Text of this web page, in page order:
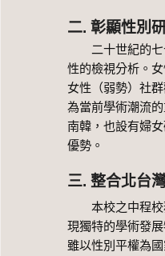
二. 彰顯性別
二十世紀的七十
性的檢視分析。
女性（弱勢）社
為當前學術潮流
南韓，也設有婦
優勢。
三. 整合北台
本校之中程校務
現獨特的學術發
雖以性別平權為